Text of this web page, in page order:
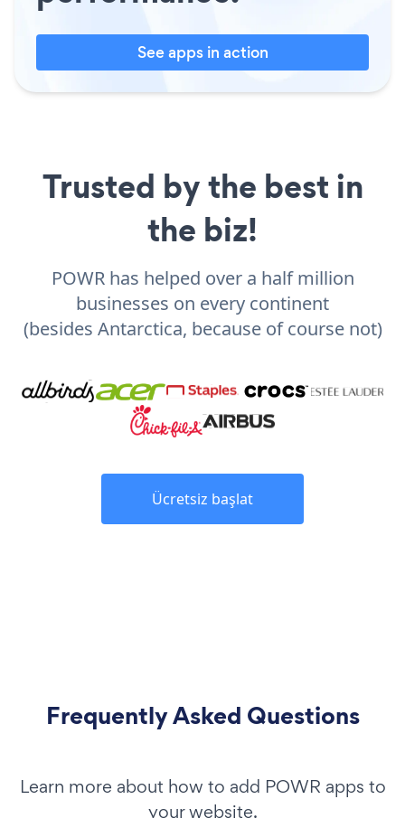
See apps in action
Trusted by the best in
the biz!
POWR has helped over a half million
businesses on every continent
(besides Antarctica, because of course not)
Ücretsiz başlat
Frequently Asked Questions
Learn more about how to add POWR apps to
your website.